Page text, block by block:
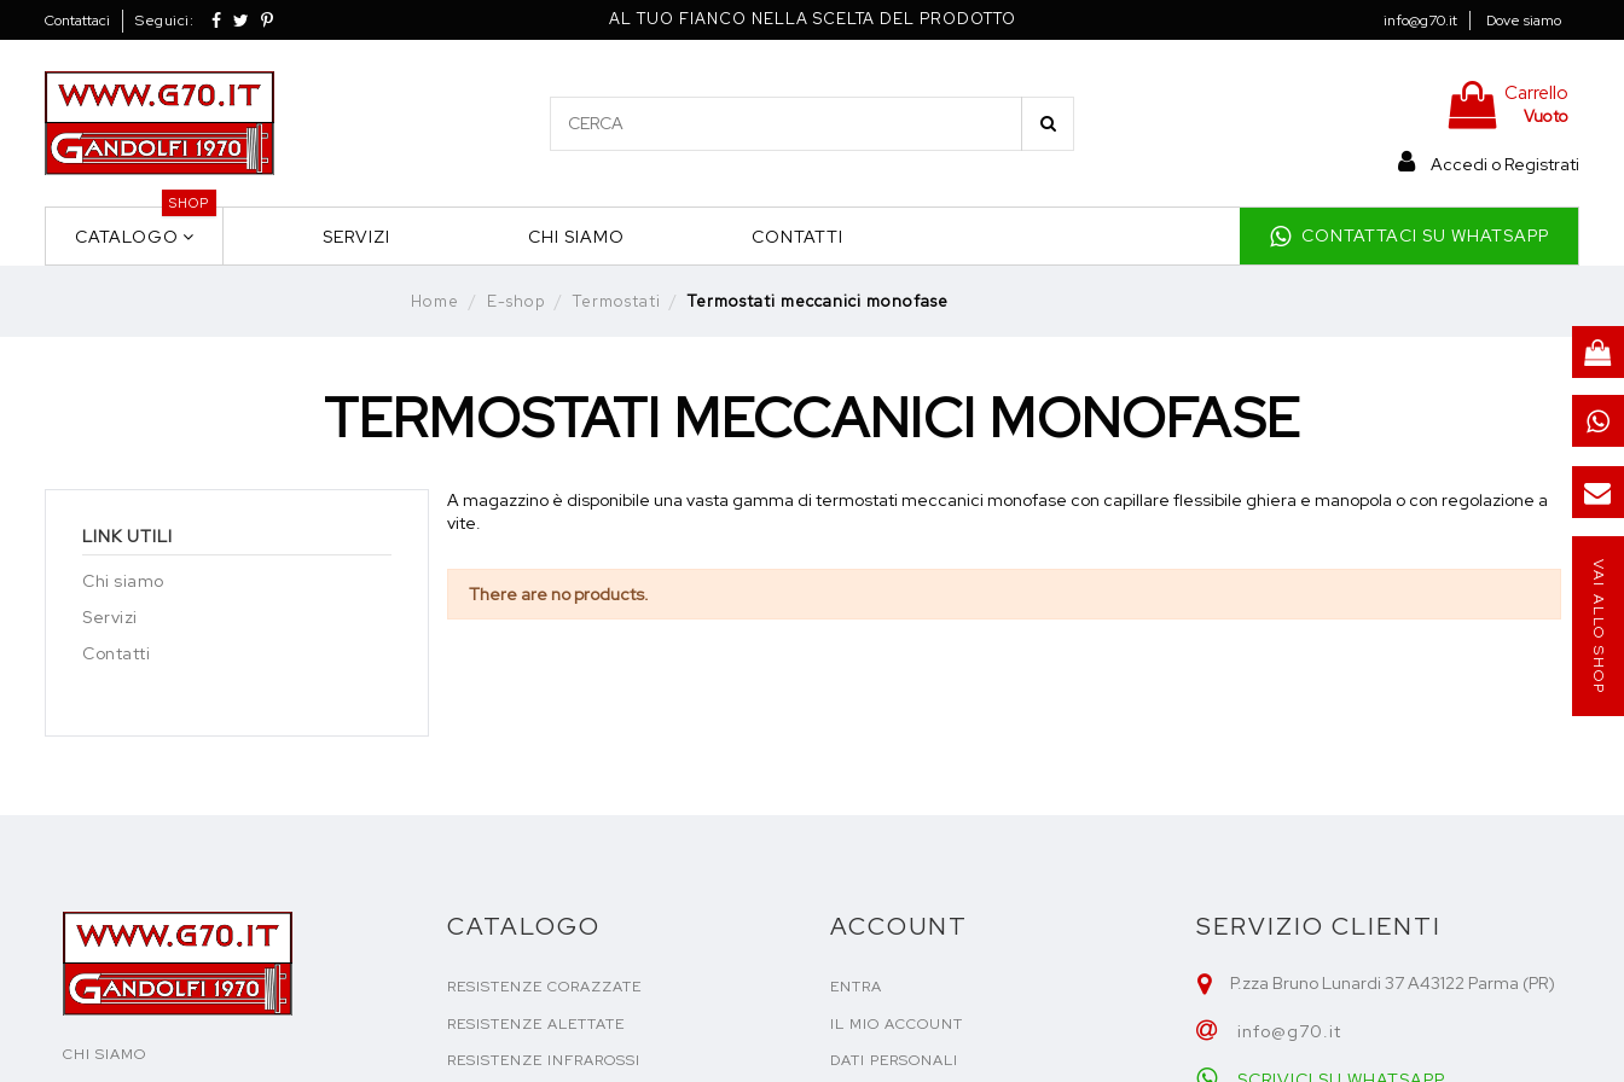
Contattaci Seguici: AL TUO FIANCO NELLA SCELTA DEL PRODOTTO info@g70.it Dove siamo
Carrello
Vuoto
Accedi o Registrati
CATALOGO
SHOP
SERVIZI CHI SIAMO CONTATTI CONTATTACI SU WHATSAPP
Home E-shop Termostati Termostati meccanici monofase
TERMOSTATI MECCANICI MONOFASE
A magazzino è disponibile una vasta gamma di termostati meccanici monofase con capillare flessibile ghiera e manopola o con regolazione a
vite.
There are no products.
LINK UTILI
Chi siamo
Servizi
Contatti
CHI SIAMO
CATALOGO
RESISTENZE CORAZZATE
RESISTENZE ALETTATE
RESISTENZE INFRAROSSI
ACCOUNT
ENTRA
IL MIO ACCOUNT
DATI PERSONALI
SERVIZIO CLIENTI
P.zza Bruno Lunardi 37 A43122 Parma (PR)
info@g70.it
VAI ALLO SHOP